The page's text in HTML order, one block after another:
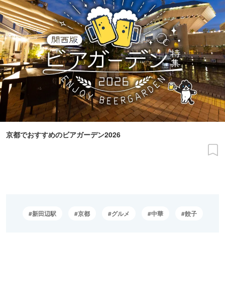
京都でおすすめのビアガーデン2026
新田辺駅 京都 グルメ 中華 餃子